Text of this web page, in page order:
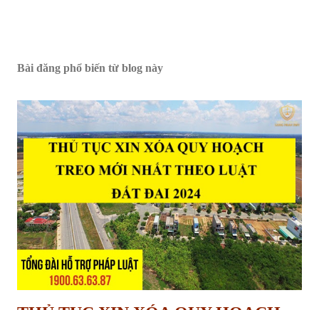
Bài đăng phổ biến từ blog này